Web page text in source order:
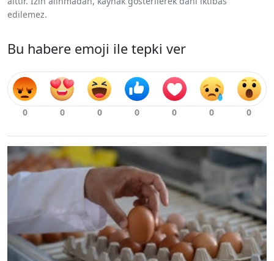
edilemez.
Bu habere emoji ile tepki ver